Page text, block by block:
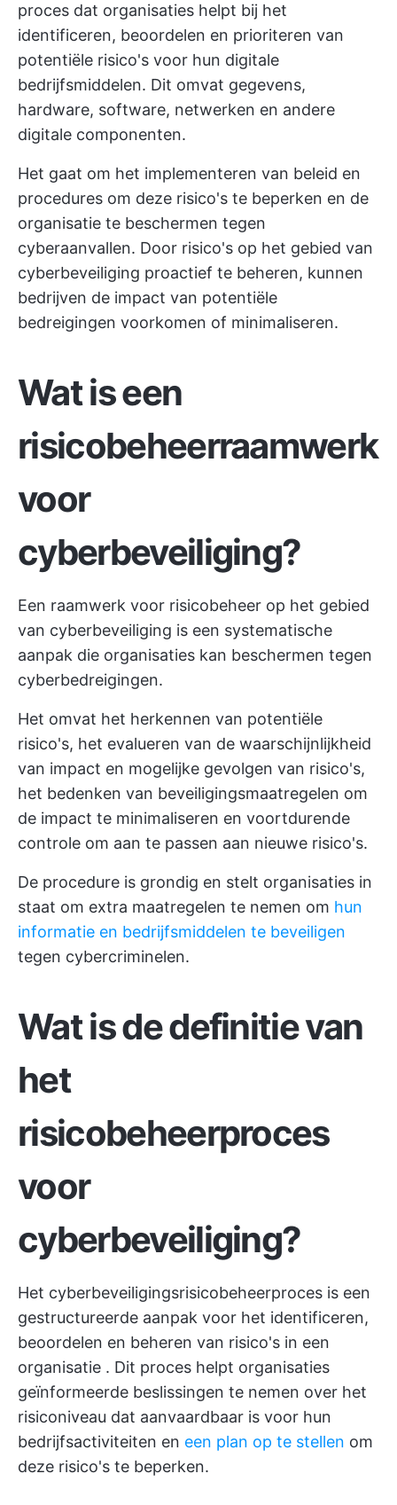
proces dat organisaties helpt bij het
identificeren, beoordelen en prioriteren van
potentiële risico's voor hun digitale
bedrijfsmiddelen. Dit omvat gegevens,
hardware, software, netwerken en andere
digitale componenten.
Het gaat om het implementeren van beleid en
procedures om deze risico's te beperken en de
organisatie te beschermen tegen
cyberaanvallen. Door risico's op het gebied van
cyberbeveiliging proactief te beheren, kunnen
bedrijven de impact van potentiële
bedreigingen voorkomen of minimaliseren.
Wat is een
risicobeheerraamwerk
voor
cyberbeveiliging?
Een raamwerk voor risicobeheer op het gebied
van cyberbeveiliging is een systematische
aanpak die organisaties kan beschermen tegen
cyberbedreigingen.
Het omvat het herkennen van potentiële
risico's, het evalueren van de waarschijnlijkheid
van impact en mogelijke gevolgen van risico's,
het bedenken van beveiligingsmaatregelen om
de impact te minimaliseren en voortdurende
controle om aan te passen aan nieuwe risico's.
De procedure is grondig en stelt organisaties in
staat om extra maatregelen te nemen om hun
informatie en bedrijfsmiddelen te beveiligen
tegen cybercriminelen.
Wat is de definitie van
het
risicobeheerproces
voor
cyberbeveiliging?
Het cyberbeveiligingsrisicobeheerproces is een
gestructureerde aanpak voor het identificeren,
beoordelen en beheren van risico's in een
organisatie . Dit proces helpt organisaties
geïnformeerde beslissingen te nemen over het
risiconiveau dat aanvaardbaar is voor hun
bedrijfsactiviteiten en een plan op te stellen om
deze risico's te beperken.